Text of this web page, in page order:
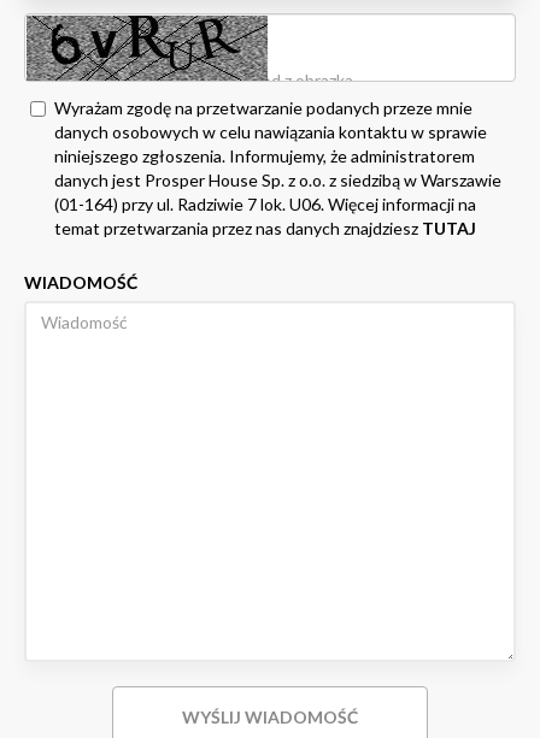
Wyrażam zgodę na przetwarzanie podanych przeze mnie
danych osobowych w celu nawiązania kontaktu w sprawie
niniejszego zgłoszenia. Informujemy, że administratorem
danych jest Prosper House Sp. z o.o. z siedzibą w Warszawie
(01-164) przy ul. Radziwie 7 lok. U06. Więcej informacji na
temat przetwarzania przez nas danych znajdziesz TUTAJ
WIADOMOŚĆ